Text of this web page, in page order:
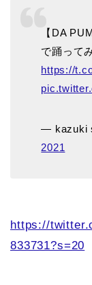
【DA
で踊って
https://
— kazuki
2021
https://
833731?s=20